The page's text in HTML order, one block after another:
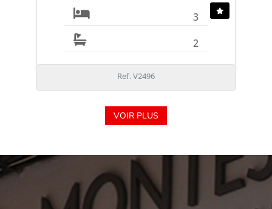
3
2
Ref. V2496
VOIR PLUS